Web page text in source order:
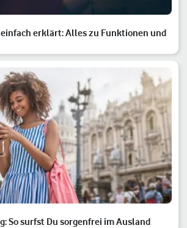
einfach erklärt: Alles zu Funktionen und
So surfst Du sorgenfrei im Ausland